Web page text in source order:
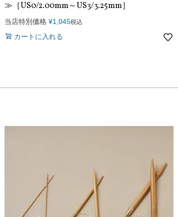
≫［US0/2.00mm～US3/3.25mm］
当店特別価格 ¥1,045税込
カートに入れる